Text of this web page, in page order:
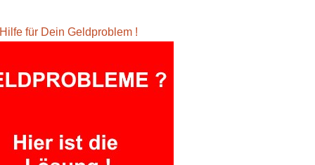
Hilfe für Dein Geldproblem !